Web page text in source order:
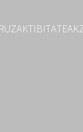
AKTIBITATEAK